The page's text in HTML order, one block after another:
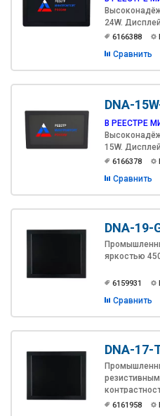
24W.
кд/м2,
6166388
Сравнить
DNA-
В РЕЕСТРЕ
15W.
кд/м2.
6166378
Сравнить
DNA-19-
яркостью
6159931
Сравнить
DNA-17-
6161958